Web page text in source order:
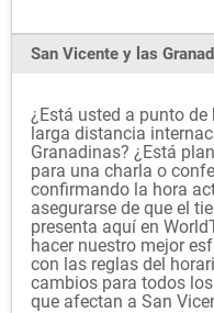
San Vicente y las
¿Está usted a punto
larga distancia
Granadinas? ¿Está
para una charla o
confirmando la hora
asegurarse de que el
presenta aquí en
hacer nuestro mejor
con las reglas del
cambios para todos
que afectan a San